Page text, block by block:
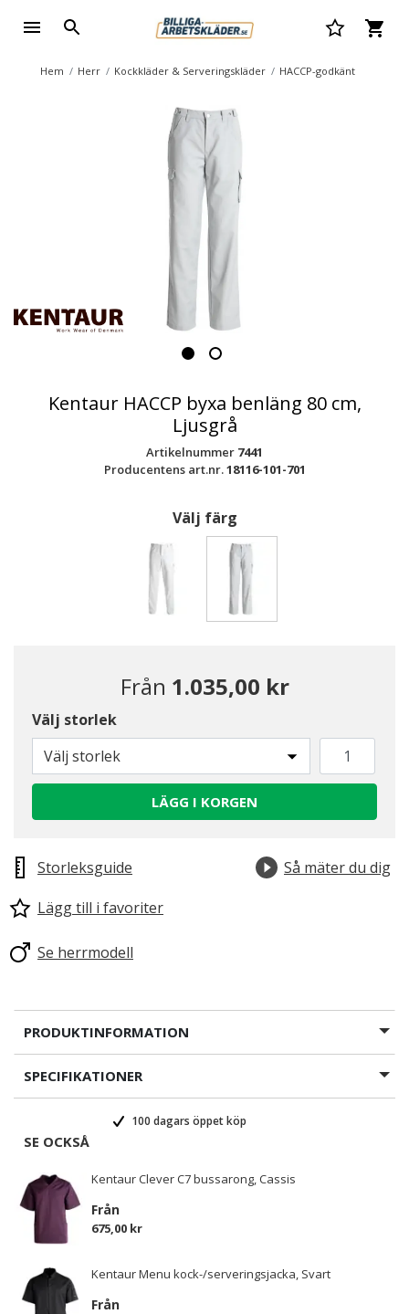
Hem Herr Kockkläder & Serveringskläder HACCP-godkänt
Kentaur HACCP byxa benläng 80 cm,
Ljusgrå
Artikelnummer 7441
Producentens art.nr.18116-101-701
Välj färg
Från 1.035,00 kr
Välj storlek
Välj storlek
LÄGG I KORGEN
Storleksguide
Så mäter du dig
Lägg till i favoriter
Se herrmodell
PRODUKTINFORMATION
SPECIFIKATIONER
100 dagars öppet köp
SE OCKSÅ
Kentaur Clever C7 bussarong, Cassis
Från
675,00 kr
Kentaur Menu kock-/serveringsjacka, Svart
Från